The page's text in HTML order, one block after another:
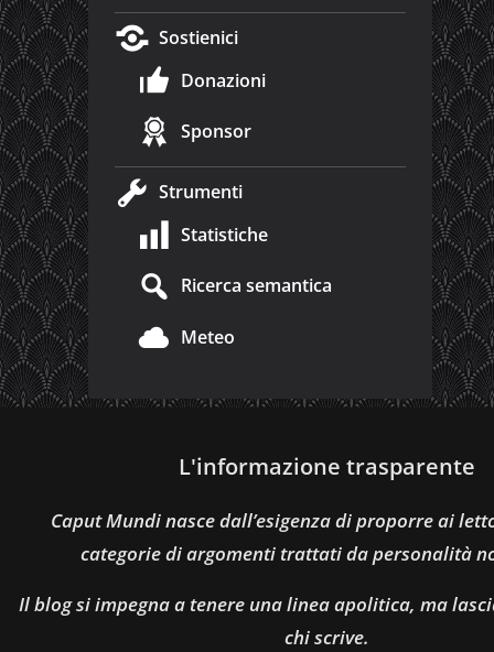
Sostienici
Donazioni
Sponsor
Strumenti
Statistiche
Ricerca semantica
Meteo
L'informazione trasparente
Caput Mundi nasce dall’esigenza di proporre ai
categorie di argomenti trattati da personalità
Il blog si impegna a tenere una linea apolitica, ma
chi scrive.